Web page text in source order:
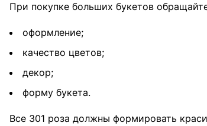
При покупке больших букетов
оформление;
качество цветов;
декор;
форму букета.
Все 301 роза должны формировать